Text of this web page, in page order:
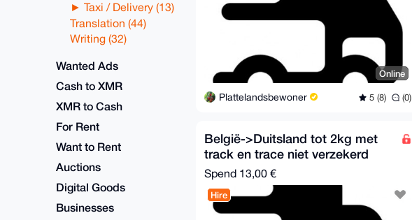
Taxi / Delivery (13)
Translation (44)
Writing (32)
Wanted Ads
Cash to XMR
XMR to Cash
For Rent
Want to Rent
Auctions
Digital Goods
Businesses
Online
Plattelandsbewoner 5 (8) (0)
België->Duitsland tot 2kg met
track en trace niet verzekerd
Spend 13,00 €
Hire